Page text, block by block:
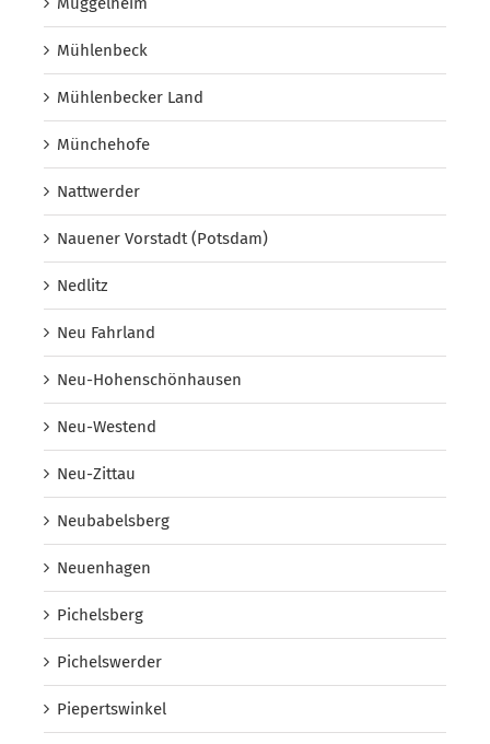
Mühlenbeck
Mühlenbecker Land
Münchehofe
Nattwerder
Nauener Vorstadt (Potsdam)
Nedlitz
Neu Fahrland
Neu-Hohenschönhausen
Neu-Westend
Neu-Zittau
Neubabelsberg
Neuenhagen
Pichelsberg
Pichelswerder
Piepertswinkel